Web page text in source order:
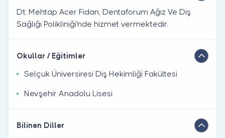
Dt. Mehtap Acer Fidan, Dentaforum Ağız Ve Diş
Sağlığı Polikliniği'nde hizmet vermektedir.
Okullar / Eğitimler
Selçuk Üniversiresi Diş Hekimliği Fakültesi
Nevşehir Anadolu Lisesi
Bilinen Diller